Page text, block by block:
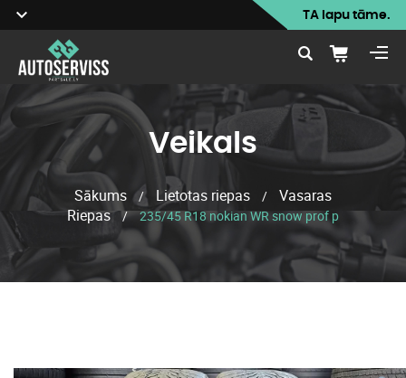
TA lapu tāme.
Veikals
Sākums / Lietotas riepas /
Vasaras
Riepas / 235/45 R18 nokian WR snow prof p